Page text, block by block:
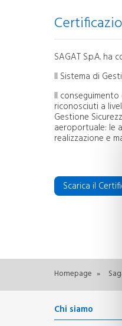
Scrivici
Privacy
SAGAT S.p.A.
Il Sistema di
Il
riconosciuti a
Gestione
aeroportuale: le
realizzazione e
Scarica il
Homepage »
Chi siamo